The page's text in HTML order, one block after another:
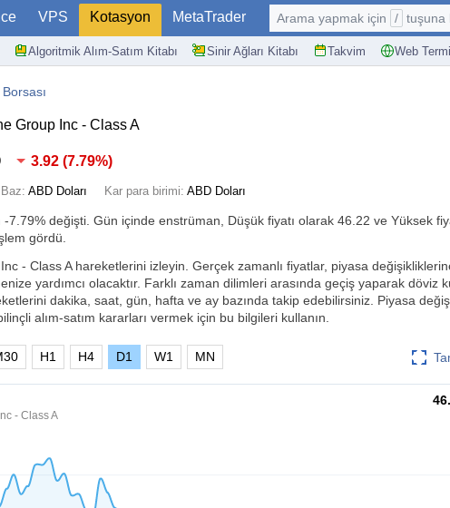
VPS Kotasyon MetaTrader
Algoritmik Alım-Satım Kitabı Sinir Ağları Kitabı Takvim Web
Arama yapmak için / tuşuna basın:
Group Inc - Class A
3.92 (7.79%)
Baz: ABD Doları Kar para birimi: ABD Doları
-7.79% değişti. Gün içinde enstrüman, Düşük fiyatı olarak 46.22 ve Yüksek
gördü.
- Class A hareketlerini izleyin. Gerçek zamanlı fiyatlar, piyasa
yardımcı olacaktır. Farklı zaman dilimleri arasında geçiş yaparak döviz
dakika, saat, gün, hafta ve ay bazında takip edebilirsiniz. Piyasa
alım-satım kararları vermek için bu bilgileri kullanın.
H1 H4 D1 W1 MN
- Class A